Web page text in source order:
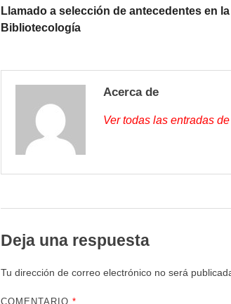
Llamado a selección de antecedentes en
Bibliotecología
Acerca de
Ver todas las entradas
Deja una respuesta
Tu dirección de correo electrónico no será
COMENTARIO*